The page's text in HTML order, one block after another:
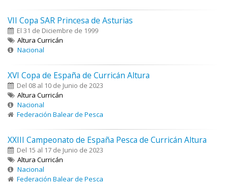
VII Copa SAR Princesa de Asturias
El 31 de Diciembre de 1999
Altura Curricán
Nacional
XVI Copa de España de Curricán Altura
Del 08 al 10 de Junio de 2023
Altura Curricán
Nacional
Federación Balear de Pesca
XXIII Campeonato de España Pesca de Curricán Altura
Del 15 al 17 de Junio de 2023
Altura Curricán
Nacional
Federación Balear de Pesca